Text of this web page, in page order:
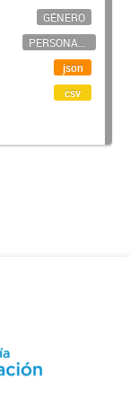
GÉNERO
PERSONAL CIENTÍFICO-TECNOLÓGICO
json
csv